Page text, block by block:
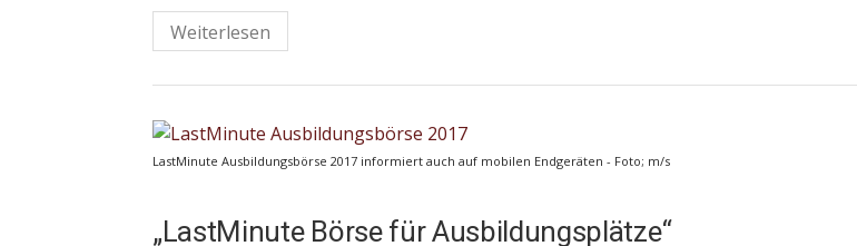
Weiterlesen
LastMinute Ausbildungsbörse 2017 informiert auch auf mobilen Endgeräten - Foto; m/s
„LastMinute Börse für Ausbildungsplätze“